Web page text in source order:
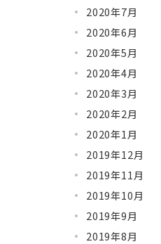
2020年7月
2020年6月
2020年5月
2020年4月
2020年3月
2020年2月
2020年1月
2019年12月
2019年11月
2019年10月
2019年9月
2019年8月